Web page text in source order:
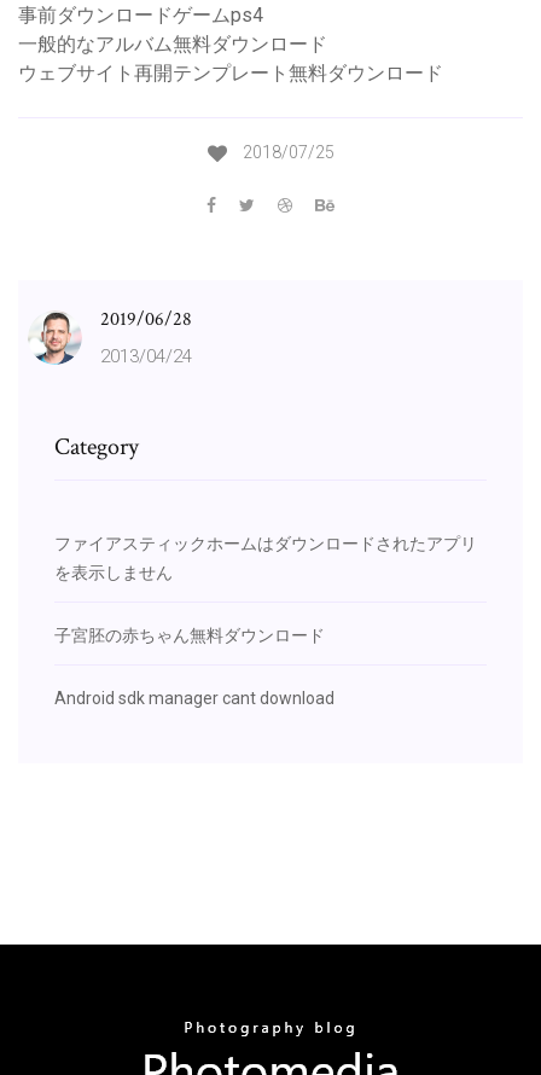
事前ダウンロードゲームps4
一般的なアルバム無料ダウンロード
ウェブサイト再開テンプレート無料ダウンロード
2018/07/25
2019/06/28
2013/04/24
Category
ファイアスティックホームはダウンロードされたアプリ
を表示しません
子宮胚の赤ちゃん無料ダウンロード
Android sdk manager cant download